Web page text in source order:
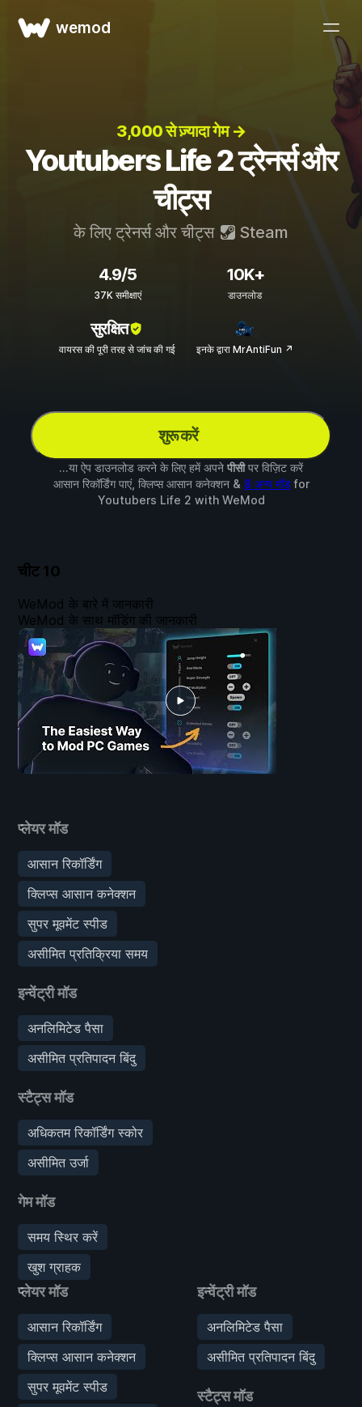
wemod
3,000 से ज़्यादा गेम →
Youtubers Life 2 ट्रेनर्स और
चीट्स
के लिए ट्रेनर्स और चीट्स Steam
4.9/5
37K समीक्षाएं
10K+
डाउनलोड
सुरक्षित
वायरस की पूरी तरह से जांच की गई इनके द्वारा MrAntiFun ↗
शुरू करें
...या ऐप डाउनलोड करने के लिए हमें अपने पीसीपर विज़िट करें
आसान रिकॉर्डिंग पाएं, क्लिप्स आसान कनेक्शन & 8 अन्य मॉडfor
Youtubers Life 2 with WeMod
चीट 10
प्लेयर मॉड
आसान रिकॉर्डिंग
क्लिप्स आसान कनेक्शन
सुपर मूवमेंट स्पीड
असीमित प्रतिक्रिया समय
इन्वेंट्री मॉड
अनलिमिटेड पैसा
असीमित प्रतिपादन बिंदु
स्टैट्स मॉड
अधिकतम रिकॉर्डिंग स्कोर
असीमित उर्जा
गेम मॉड
समय स्थिर करें
खुश ग्राहक
प्लेयर मॉड
आसान रिकॉर्डिंग
क्लिप्स आसान कनेक्शन
सुपर मूवमेंट स्पीड
इन्वेंट्री मॉड
अनलिमिटेड पैसा
असीमित प्रतिपादन बिंदु
स्टैट्स मॉड
WeMod के बारे में जानकारी
WeMod के साथ मॉडिंग की जानकारी